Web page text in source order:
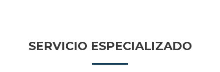
SERVICIO ESPECIALIZADO